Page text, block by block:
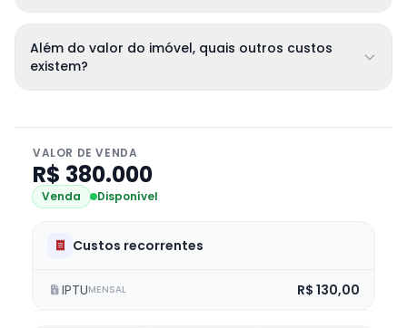
Além do valor do imóvel, quais outros custos
existem?
VALOR DE VENDA
R$ 380.000
Venda Disponível
Custos recorrentes
IPTUMENSAL R$ 130,00